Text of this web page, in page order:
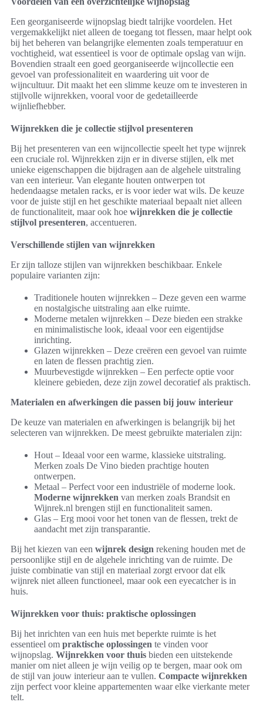
Een georganiseerde wijnopslag biedt talrijke voordelen. Het
vergemakkelijkt niet alleen de toegang tot flessen, maar helpt ook
bij het beheren van belangrijke elementen zoals temperatuur en
vochtigheid, wat essentieel is voor de optimale opslag van wijn.
Bovendien straalt een goed georganiseerde wijncollectie een
gevoel van professionaliteit en waardering uit voor de
wijncultuur. Dit maakt het een slimme keuze om te investeren in
stijlvolle wijnrekken, vooral voor de gedetailleerde
wijnliefhebber.
Wijnrekken die je collectie stijlvol presenteren
Bij het presenteren van een wijncollectie speelt het type wijnrek
een cruciale rol. Wijnrekken zijn er in diverse stijlen, elk met
unieke eigenschappen die bijdragen aan de algehele uitstraling
van een interieur. Van elegante houten ontwerpen tot
hedendaagse metalen racks, er is voor ieder wat wils. De keuze
voor de juiste stijl en het geschikte materiaal bepaalt niet alleen
de functionaliteit, maar ook hoe wijnrekken die je collectie
stijlvol presenteren, accentueren.
Verschillende stijlen van wijnrekken
Er zijn talloze stijlen van wijnrekken beschikbaar. Enkele
populaire varianten zijn:
Traditionele houten wijnrekken – Deze geven een warme
en nostalgische uitstraling aan elke ruimte.
Moderne metalen wijnrekken – Deze bieden een strakke
en minimalistische look, ideaal voor een eigentijdse
inrichting.
Glazen wijnrekken – Deze creëren een gevoel van ruimte
en laten de flessen prachtig zien.
Muurbevestigde wijnrekken – Een perfecte optie voor
kleinere gebieden, deze zijn zowel decoratief als praktisch.
Materialen en afwerkingen die passen bij jouw interieur
De keuze van materialen en afwerkingen is belangrijk bij het
selecteren van wijnrekken. De meest gebruikte materialen zijn:
Hout – Ideaal voor een warme, klassieke uitstraling.
Merken zoals De Vino bieden prachtige houten
ontwerpen.
Metaal – Perfect voor een industriële of moderne look.
Moderne wijnrekken van merken zoals Brandsit en
Wijnrek.nl brengen stijl en functionaliteit samen.
Glas – Erg mooi voor het tonen van de flessen, trekt de
aandacht met zijn transparantie.
Bij het kiezen van een wijnrek design rekening houden met de
persoonlijke stijl en de algehele inrichting van de ruimte. De
juiste combinatie van stijl en materiaal zorgt ervoor dat elk
wijnrek niet alleen functioneel, maar ook een eyecatcher is in
huis.
Wijnrekken voor thuis: praktische oplossingen
Bij het inrichten van een huis met beperkte ruimte is het
essentieel om praktische oplossingen te vinden voor
wijnopslag. Wijnrekken voor thuis bieden een uitstekende
manier om niet alleen je wijn veilig op te bergen, maar ook om
de stijl van jouw interieur aan te vullen. Compacte wijnrekken
zijn perfect voor kleine appartementen waar elke vierkante meter
telt.